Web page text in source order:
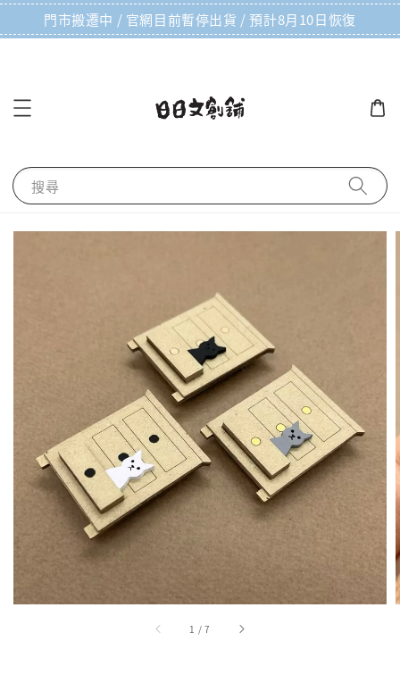
門市搬遷中 / 官網目前暫停出貨 / 預計8月10日恢復
搜尋
1 /7